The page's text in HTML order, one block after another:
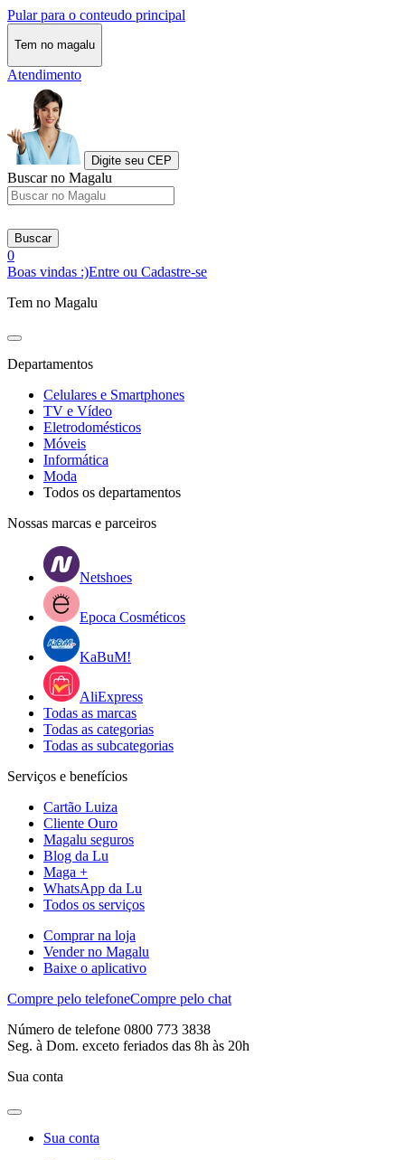
Pular para o conteudo principal
Tem no magalu
Atendimento
Digite seu CEP
Buscar no Magalu
Buscar
0
Boas vindas :)Entre ou Cadastre-se
Tem no Magalu
Departamentos
Celulares e Smartphones
TV e Vídeo
Eletrodomésticos
Móveis
Informática
Moda
Todos os departamentos
Nossas marcas e parceiros
Netshoes
Epoca Cosméticos
KaBuM!
AliExpress
Todas as marcas
Todas as categorias
Todas as subcategorias
Serviços e benefícios
Cartão Luiza
Cliente Ouro
Magalu seguros
Blog da Lu
Maga +
WhatsApp da Lu
Todos os serviços
Comprar na loja
Vender no Magalu
Baixe o aplicativo
Compre pelo telefoneCompre pelo chat
Número de telefone 0800 773 3838
Seg. à Dom. exceto feriados das 8h às 20h
Sua conta
Sua conta